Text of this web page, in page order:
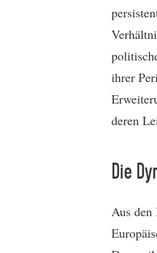
ihrer
deren
Die
Aus den